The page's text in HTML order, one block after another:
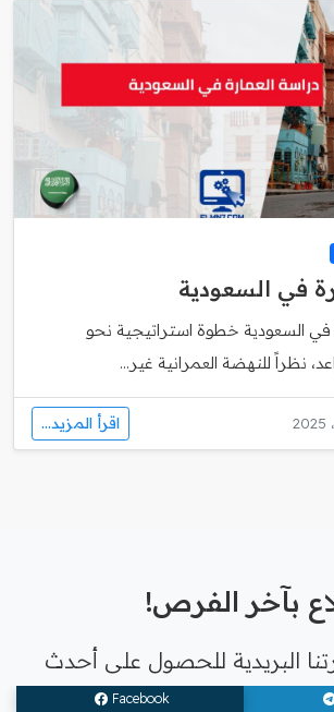
في السعودية
في السعودية خطوة استراتيجية نحو
نظراً للنهضة العمرانية غير...
اقرأ المزيد...
Facebook
بآخر الفرص!
البريدية للحصول على أحدث
الدراسية وفرص العمل وأخبار